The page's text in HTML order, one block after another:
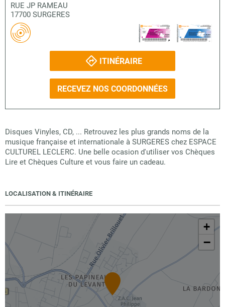
RUE JP RAMEAU
17700 SURGERES
ITINÉRAIRE
RECEVEZ NOS COORDONNÉES
Disques Vinyles, CD, ... Retrouvez les plus grands noms de la
musique française et internationale à SURGERES chez ESPACE
CULTUREL LECLERC. Une belle ocasion d'utiliser vos Chèques
Lire et Chèques Culture et vous faire un cadeau.
LOCALISATION & ITINÉRAIRE
+
−